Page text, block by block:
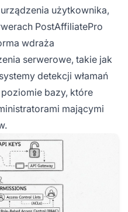
użytkownika,
PostAffiliatePro
wdraża
serwerowe, takie jak
detekcji włamań
bazy, które
mającymi